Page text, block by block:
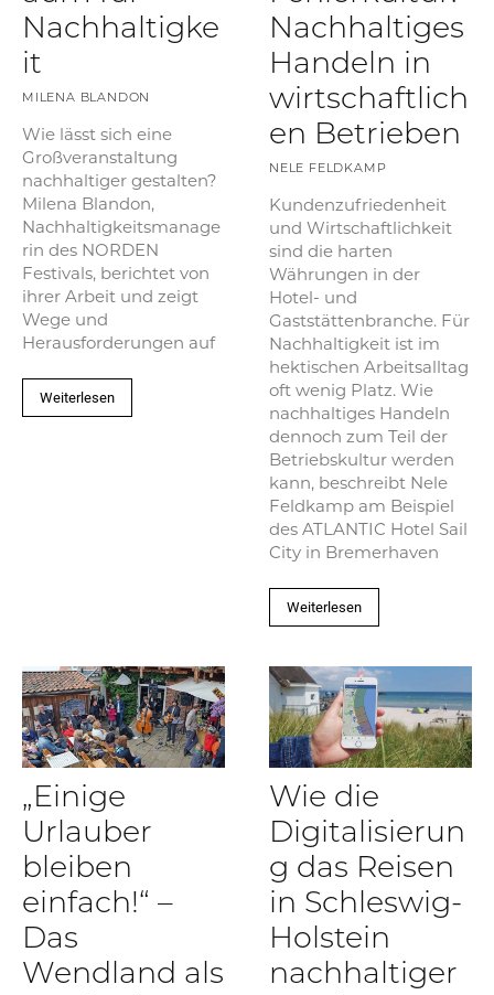
Nachhaltigke
it
MILENA BLANDON
Wie lässt sich eine
Großveranstaltung
nachhaltiger gestalten?
Milena Blandon,
Nachhaltigkeitsmanage
rin des NORDEN
Festivals, berichtet von
ihrer Arbeit und zeigt
Wege und
Herausforderungen auf
Weiterlesen
Nachhaltiges
Handeln in
wirtschaftlich
en Betrieben
NELE FELDKAMP
Kundenzufriedenheit
und Wirtschaftlichkeit
sind die harten
Währungen in der
Hotel- und
Gaststättenbranche. Für
Nachhaltigkeit ist im
hektischen Arbeitsalltag
oft wenig Platz. Wie
nachhaltiges Handeln
dennoch zum Teil der
Betriebskultur werden
kann, beschreibt Nele
Feldkamp am Beispiel
des ATLANTIC Hotel Sail
City in Bremerhaven
Weiterlesen
„Einige
Urlauber
bleiben
einfach!“ –
Das
Wendland als
Wie die
Digitalisierun
g das Reisen
in Schleswig-
Holstein
nachhaltiger